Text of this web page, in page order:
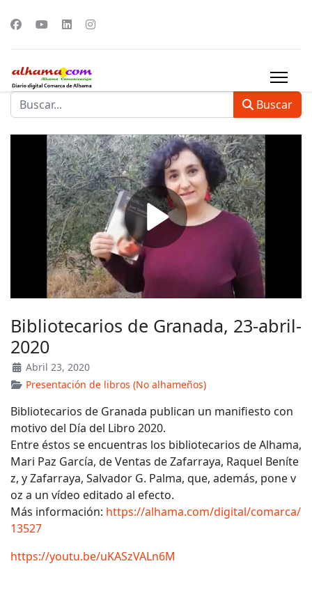
Buscar
Bibliotecarios de Granada, 23-abril-
2020
Abril 23, 2020
Presentación de libros (No alhameños)
Bibliotecarios de Granada publican un manifiesto con
motivo del Día del Libro 2020.
Entre éstos se encuentras los bibliotecarios de Alhama,
Mari Paz García, de Ventas de Zafarraya, Raquel Beníte
z, y Zafarraya, Salvador G. Palma, que, además, pone v
oz a un vídeo editado al efecto.
Más información: https://alhama.com/digital/comarca/
13527
https://youtu.be/uKASzVALn6M